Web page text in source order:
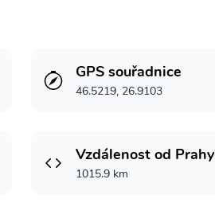
GPS souřadnice
46.5219, 26.9103
Vzdálenost od Prahy
1015.9 km